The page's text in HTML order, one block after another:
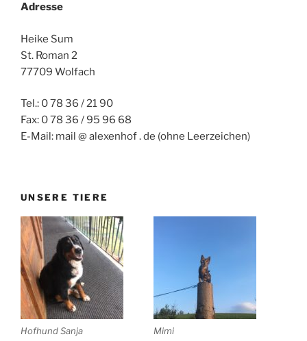
Adresse
Heike Sum
St. Roman 2
77709 Wolfach
Tel.: 0 78 36 / 21 90
Fax: 0 78 36 / 95 96 68
E-Mail: mail @ alexenhof . de (ohne Leerzeichen)
UNSERE TIERE
Hofhund Sanja Mimi